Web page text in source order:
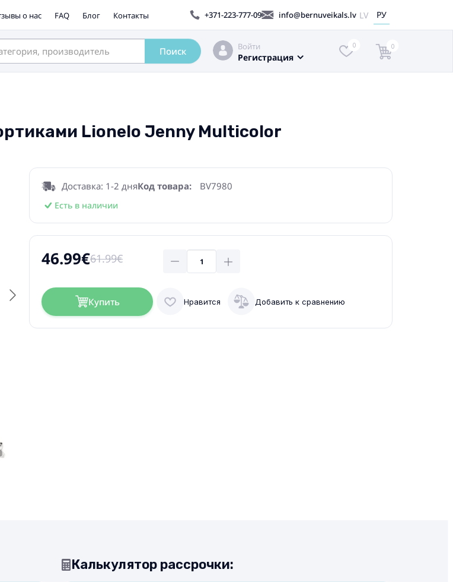
о нас FAQ Блог Контакты +371-223-777-09 info@bernuveikals.lv LV РУ
Поиск Войти
Регистрация
0 0
Lionelo Jenny Multicolor
Доставка: 1-2 дняКод товара: BV7980
Есть в наличии
46.99€61.99€
Купить Нравится Добавить к сравнению
Калькулятор рассрочки: